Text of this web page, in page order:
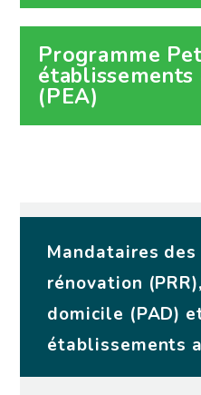
Programme
établissements
(PEA)
Mandataires
rénovation
domicile (PAD)
établissements